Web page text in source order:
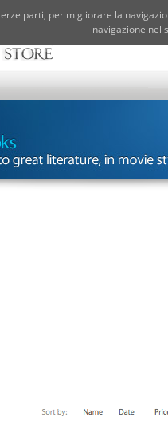
parti, per migliorare la
navigazione nel